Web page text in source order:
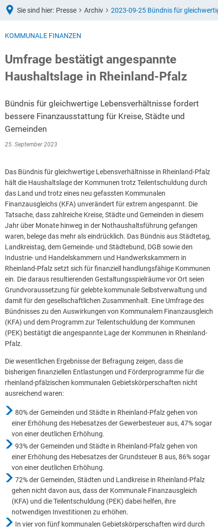
Sie sind hier: Presse Archiv 2023-09-25 Bündnis für
KOMMUNALE FINANZEN
Umfrage bestätigt angespannte
Haushaltslage in Rheinland-Pfalz
Bündnis für gleichwertige Lebensverhältnisse fordert
bessere Finanzausstattung für Kreise, Städte und
Gemeinden
25. September 2023
Das Bündnis für gleichwertige Lebensverhältnisse in Rheinland-Pfalz
hält die Haushaltslage der Kommunen trotz Teilentschuldung durch
das Land und trotz eines neu gefassten Kommunalen
Finanzausgleichs (KFA) unverändert für extrem angespannt. Die
Tatsache, dass zahlreiche Kreise, Städte und Gemeinden in diesem
Jahr über Monate hinweg in der Nothaushaltsführung gefangen
waren, belege das mehr als eindrücklich. Das Bündnis aus Städtetag,
Landkreistag, dem Gemeinde- und Städtebund, DGB sowie den
Industrie- und Handelskammern und Handwerkskammern in
Rheinland-Pfalz setzt sich für finanziell handlungsfähige Kommunen
ein. Die daraus resultierenden Gestaltungsspielräume vor Ort seien
Grundvoraussetzung für gelebte kommunale Selbstverwaltung und
damit für den gesellschaftlichen Zusammenhalt. Eine Umfrage des
Bündnisses zu den Auswirkungen von Kommunalem Finanzausgleich
(KFA) und dem Programm zur Teilentschuldung der Kommunen
(PEK) bestätigt die angespannte Lage der Kommunen in Rheinland-
Pfalz.
Die wesentlichen Ergebnisse der Befragung zeigen, dass die
bisherigen finanziellen Entlastungen und Förderprogramme für die
rheinland-pfälzischen kommunalen Gebietskörperschaften nicht
ausreichend waren:
80% der Gemeinden und Städte in Rheinland-Pfalz gehen von
einer Erhöhung des Hebesatzes der Gewerbesteuer aus, 47% sogar
von einer deutlichen Erhöhung.
93% der Gemeinden und Städte in Rheinland-Pfalz gehen von
einer Erhöhung des Hebesatzes der Grundsteuer B aus, 86% sogar
von einer deutlichen Erhöhung.
72% der Gemeinden, Städten und Landkreise in Rheinland-Pfalz
gehen nicht davon aus, dass der Kommunale Finanzausgleich
(KFA) und die Teilentschuldung (PEK) dabei helfen, ihre
notwendigen Investitionen zu erhöhen.
In vier von fünf kommunalen Gebietskörperschaften wird durch